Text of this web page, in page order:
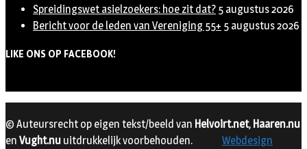
Spreidingswet asielzoekers: hoe zit dat? 5 augustus 2026
Bericht voor de leden van Vereniging 55+ 5 augustus 2026
LIKE ONS OP FACEBOOK!
© Auteursrecht op eigen tekst/beeld van Helvoirt.net, Haaren.nu
en Vught.nu uitdrukkelijk voorbehouden. Webdesign